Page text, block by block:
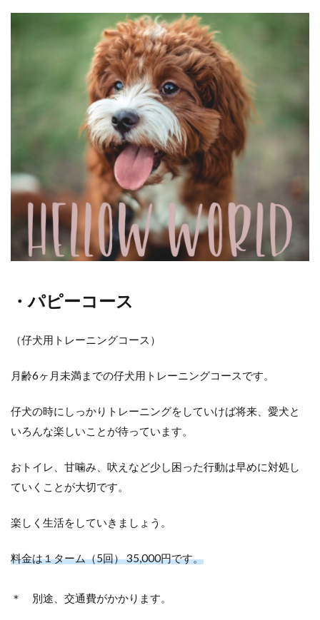
・パピーコース
（仔犬用トレーニングコース）
月齢6ヶ月未満までの仔犬用トレーニングコースです。
仔犬の時にしっかりトレーニングをしていけば将来、愛犬と
いろんな楽しいことが待っています。
おトイレ、甘噛み、吠えなど少し困った行動は早めに対処し
ていくことが大切です。
楽しく生活をしていきましょう。
料金は１ターム（5回） 35,000円です。
＊ 別途、交通費がかかります。